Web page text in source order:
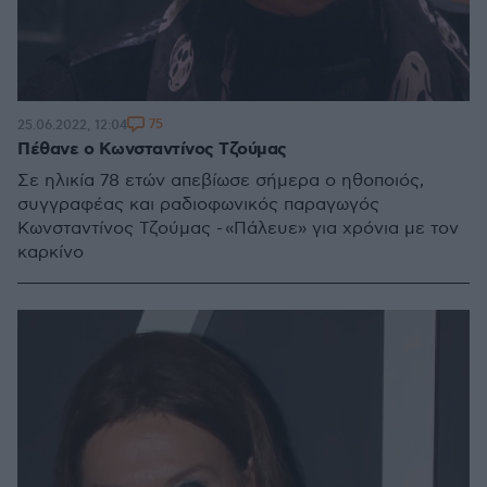
Πέθανε ο Κωνσταντίνος Τζούμας
Σε ηλικία 78 ετών απεβίωσε σήμερα ο ηθοποιός,
συγγραφέας και ραδιοφωνικός παραγωγός
Κωνσταντίνος Τζούμας - «Πάλευε» για χρόνια με τον
καρκίνο
25.06.2022, 12:04 75